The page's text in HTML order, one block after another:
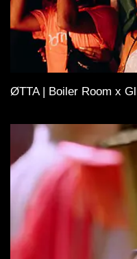
ØTTA | Boiler Room x